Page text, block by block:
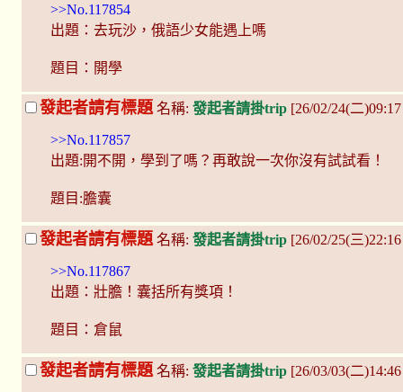
>>No.117854
出題：去玩沙，俄語少女能遇上嗎
題目：開學
發起者請有標題名稱: 發起者請掛trip [26/02/24(二
>>No.117857
出題:開不開，學到了嗎？再敢說一次你沒有試試看！
題目:膽囊
發起者請有標題 名稱: 發起者請掛trip [26/02/25(三
>>No.117867
出題：壯膽！囊括所有獎項！
題目：倉鼠
發起者請有標題 名稱: 發起者請掛trip [26/03/03(二